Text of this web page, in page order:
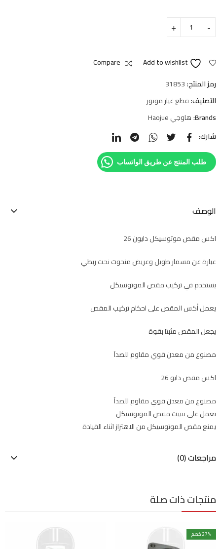
Add to wishlist
Compare
رمز المنتج:31853
التصنيف:قطع غيار موتور
Brands: هاوجي Haojue
شارك:
طلب المنتج عن طريق الواتساب
الوصف
اكس مقص موتوسيكل دايون 26
عبارة عن مسمار طويل وعريض منحوت نحت ربطي
يستخدم في تركيب مقص الموتوسيكل
يعمل أكس المقص على احكام تركيب المقص
يجعل المقص مثبتا بقوة
مصنوع من معدن قوي مقاوم للصدآ
اكس مقص دايو 26
مصنوع من معدن قوي مقاوم للصدآ
تعمل على تثبيت مقص الموتوسيكل
يمنع مقص الموتوسيكل من الاهتزاز اثناء القيادة
مراجعات (0)
منتجات ذات صلة
27% خصم